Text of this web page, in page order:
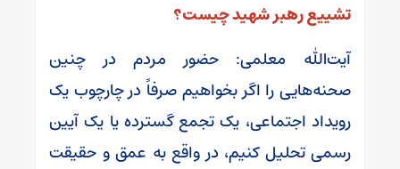
تشییع رهبر شهید چیست؟
آیت‌الله معلمی: حضور مردم در چنین
صحنه‌هایی را اگر بخواهیم صرفاً در چارچوب یک
رویداد اجتماعی، یک تجمع گسترده یا یک آیین
رسمی تحلیل کنیم، در واقع به عمق و حقیقت